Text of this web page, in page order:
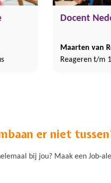
Docent
Maarten van
Reageren t/m
er niet
bij jou? Maak een Job-